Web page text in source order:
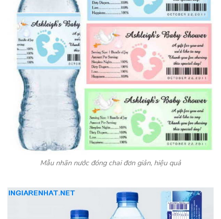
Mẫu nhãn nước đóng chai đơn giản, hiệu quả